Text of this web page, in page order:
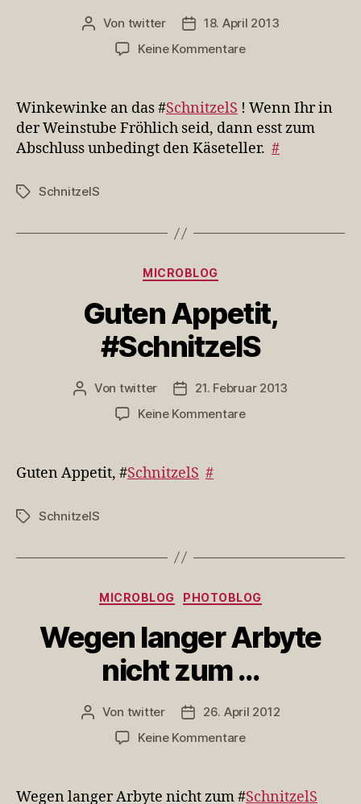
Beitragsautor
Von twitter Veröffentlichungsdatum
18. April 2013
Keine Kommentarezu
das
…
Winkewinke an das #SchnitzelS ! Wenn Ihr in
der Weinstube Fröhlich seid, dann esst zum
Abschluss unbedingt den Käseteller. #
Schlagwörter
SchnitzelS
Kategorien
MICROBLOG
Guten Appetit,
#SchnitzelS
Beitragsautor
Von twitter Veröffentlichungsdatum
21. Februar 2013
Keine Kommentarezu
Guten Appetit, #SchnitzelS #
Schlagwörter
SchnitzelS
Kategorien
MICROBLOG PHOTOBLOG
Wegen langer Arbyte
nicht zum …
Beitragsautor
Von twitter Veröffentlichungsdatum
26. April 2012
Keine Kommentarezu
Arbyte
Wegen langer Arbyte nicht zum #SchnitzelS